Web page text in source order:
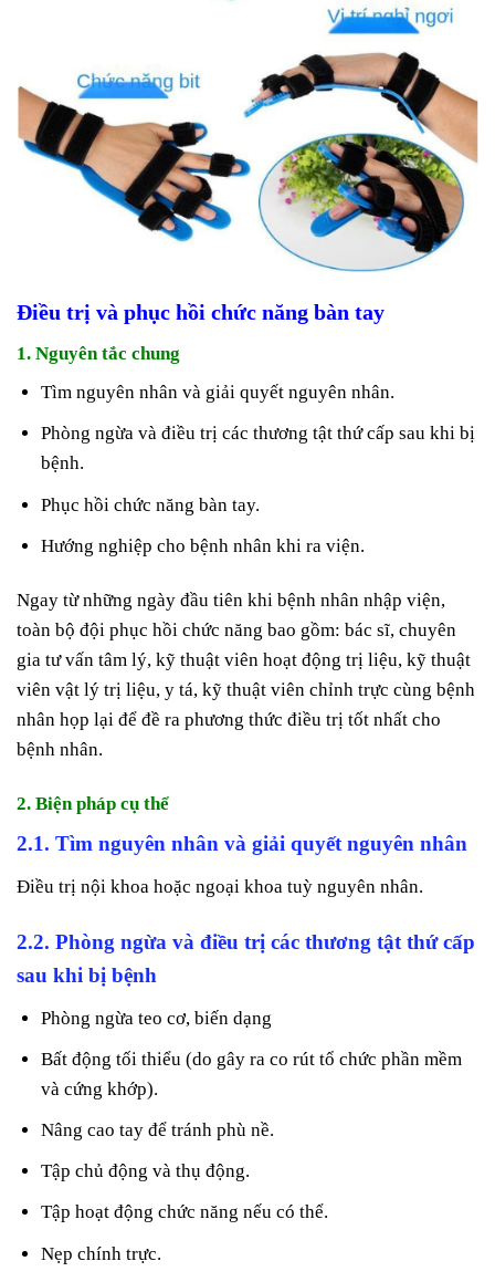
Điều trị và phục hồi chức năng bàn tay
1. Nguyên tắc chung
Tìm nguyên nhân và giải quyết nguyên nhân.
Phòng ngừa và điều trị các thương tật thứ cấp sau khi bị
bệnh.
Phục hồi chức năng bàn tay.
Hướng nghiệp cho bệnh nhân khi ra viện.
Ngay từ những ngày đầu tiên khi bệnh nhân nhập viện,
toàn bộ đội phục hồi chức năng bao gồm: bác sĩ, chuyên
gia tư vấn tâm lý, kỹ thuật viên hoạt động trị liệu, kỹ thuật
viên vật lý trị liệu, y tá, kỹ thuật viên chỉnh trực cùng bệnh
nhân họp lại để đề ra phương thức điều trị tốt nhất cho
bệnh nhân.
2. Biện pháp cụ thể
2.1. Tìm nguyên nhân và giải quyết nguyên nhân
Điều trị nội khoa hoặc ngoại khoa tuỳ nguyên nhân.
2.2. Phòng ngừa và điều trị các thương tật thứ cấp
sau khi bị bệnh
Phòng ngừa teo cơ, biến dạng
Bất động tối thiểu (do gây ra co rút tổ chức phần mềm
và cứng khớp).
Nâng cao tay để tránh phù nề.
Tập chủ động và thụ động.
Tập hoạt động chức năng nếu có thể.
Nẹp chính trực.